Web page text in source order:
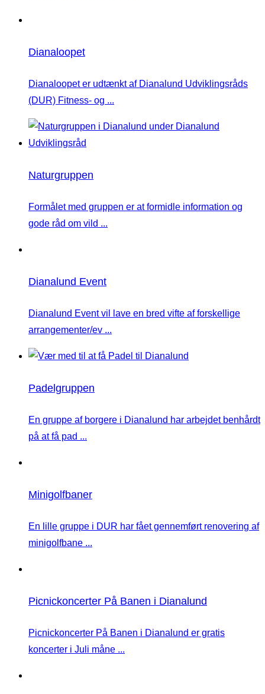
Dianaloopet
Dianaloopet er udtænkt af Dianalund Udviklingsråds
(DUR) Fitness- og ...
Naturgruppen
Formålet med gruppen er at formidle information og
gode råd om vild ...
Dianalund Event
Dianalund Event vil lave en bred vifte af forskellige
arrangementer/ev ...
Padelgruppen
En gruppe af borgere i Dianalund har arbejdet benhårdt
på at få pad ...
Minigolfbaner
En lille gruppe i DUR har fået gennemført renovering af
minigolfbane ...
Picnickoncerter På Banen i Dianalund
Picnickoncerter På Banen i Dianalund er gratis
koncerter i Juli måne ...